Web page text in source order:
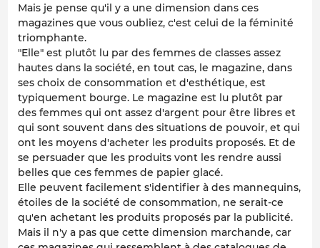
Mais je pense qu'il y a une dimension dans ces
magazines que vous oubliez, c'est celui de la féminité
triomphante.
"Elle" est plutôt lu par des femmes de classes assez
hautes dans la société, en tout cas, le magazine, dans
ses choix de consommation et d'esthétique, est
typiquement bourge. Le magazine est lu plutôt par
des femmes qui ont assez d'argent pour être libres et
qui sont souvent dans des situations de pouvoir, et qui
ont les moyens d'acheter les produits proposés. Et de
se persuader que les produits vont les rendre aussi
belles que ces femmes de papier glacé.
Elle peuvent facilement s'identifier à des mannequins,
étoiles de la société de consommation, ne serait-ce
qu'en achetant les produits proposés par la publicité.
Mais il n'y a pas que cette dimension marchande, car